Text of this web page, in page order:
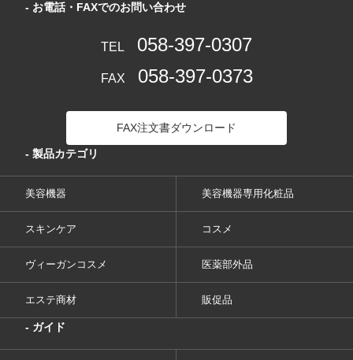
- 製品カテゴリ
美容機器 美容機器専用化粧品
スキンケア コスメ
ヴィーガンコスメ 医薬部外品
エステ商材 販促品
- ガイド
- お電話・FAXでのお問い合わせ
TEL 058-397-0307
FAX 058-397-0373
FAX注文書ダウンロード